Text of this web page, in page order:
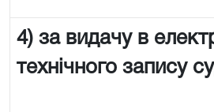
4) за видачу в
технічного запису